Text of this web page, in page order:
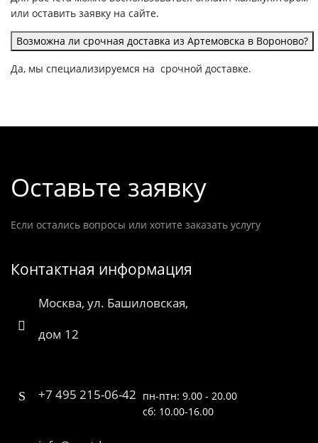
или оставить заявку на сайте.
Возможна ли срочная доставка из Артемовска в Вороново?
Да, мы специализируемся на срочной доставке.
Оставьте заявку
Если остались вопросы или хотите заказать услугу
Контактная информация
Москва, ул. Башиловская,
дом 12
+7 495 215-06-42 пн-птн: 9.00 - 20.00
сб: 10.00-16.00